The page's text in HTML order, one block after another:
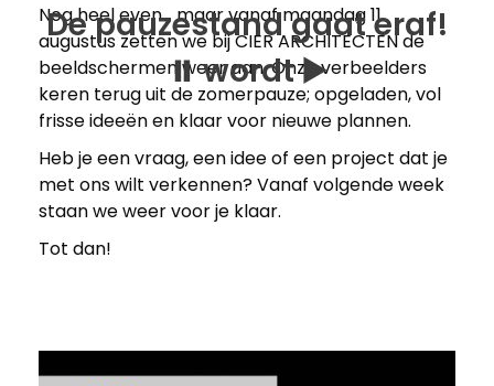
De pauzestand gaat eraf!
⏸️ wordt ▶️
Nog heel even… maar vanaf maandag 11
augustus zetten we bij CIER ARCHITECTEN de
beeldschermen weer aan. Onze verbeelders
keren terug uit de zomerpauze; opgeladen, vol
frisse ideeën en klaar voor nieuwe plannen.
Heb je een vraag, een idee of een project dat je
met ons wilt verkennen? Vanaf volgende week
staan we weer voor je klaar.
Tot dan!